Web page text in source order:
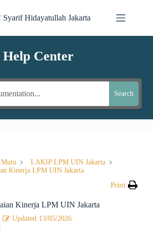
Hidayatullah Jakarta
Help Center
Search
Mutu
LAKIP LPM UIN Jakarta
Kinerja LPM UIN Jakarta
Print
Kinerja LPM UIN Jakarta
Updated 13/05/2026